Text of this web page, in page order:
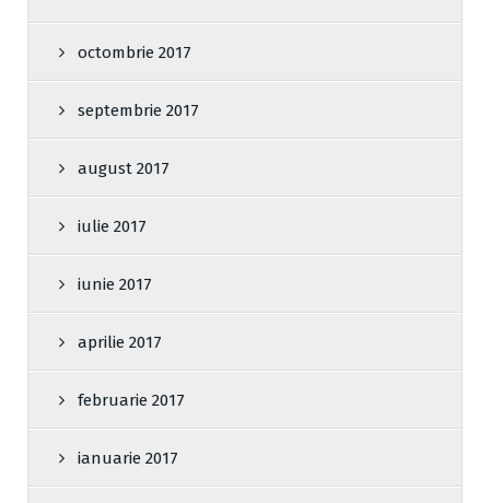
octombrie 2017
septembrie 2017
august 2017
iulie 2017
iunie 2017
aprilie 2017
februarie 2017
ianuarie 2017